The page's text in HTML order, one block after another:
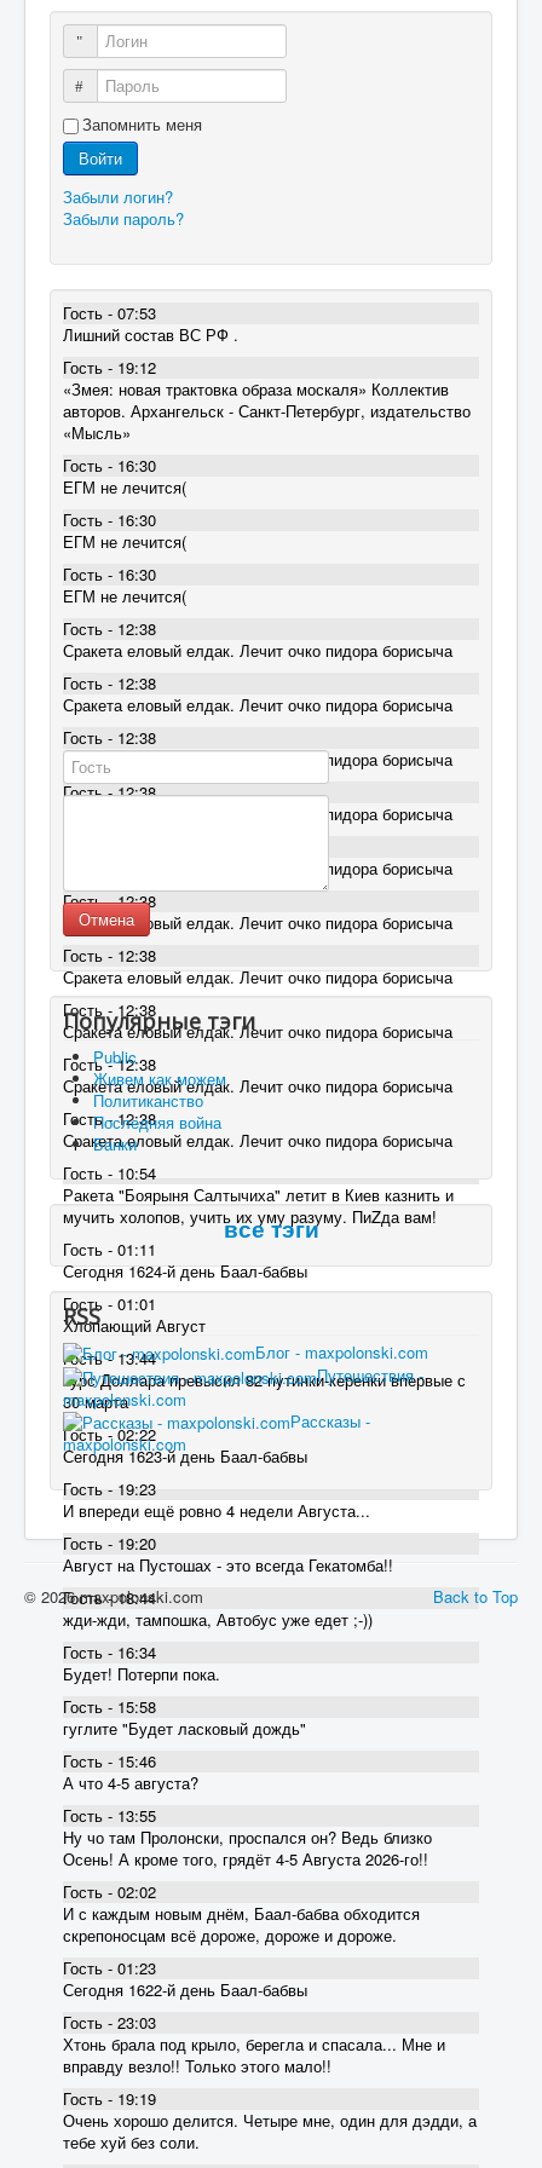
Логин
Пароль
Запомнить меня
Войти
Забыли логин?
Забыли пароль?
Гость - 07:53
Лишний состав ВС РФ .
Гость - 19:12
«Змея: новая трактовка образа москаля» Коллектив
авторов. Архангельск - Санкт-Петербург, издательство
«Мысль»
Гость - 16:30
ЕГМ не лечится(
Гость - 16:30
ЕГМ не лечится(
Гость - 16:30
ЕГМ не лечится(
Гость - 12:38
Сракета еловый елдак. Лечит очко пидора борисыча
Гость - 12:38
Сракета еловый елдак. Лечит очко пидора борисыча
Гость - 12:38
Сракета еловый елдак. Лечит очко пидора борисыча
Гость - 12:38
Сракета еловый елдак. Лечит очко пидора борисыча
Сракета еловый елдак. Лечит очко пидора борисыча
Гость - 12:38
Сракета еловый елдак. Лечит очко пидора борисыча
Гость - 12:38
Сракета еловый елдак. Лечит очко пидора борисыча
Гость - 12:38
Сракета еловый елдак. Лечит очко пидора борисыча
Гость - 12:38
Сракета еловый елдак. Лечит очко пидора борисыча
Гость - 12:38
Сракета еловый елдак. Лечит очко пидора борисыча
Гость - 10:54
Ракета "Боярыня Салтычиха" летит в Киев казнить и
мучить холопов, учить их уму разуму. ПиZда вам!
Гость - 01:11
Сегодня 1624-й день Баал-бабвы
Гость - 01:01
Хлопающий Август
Гость - 13:44
курс Доллара превысил 82 пyтинки-керенки впервые с
30 марта
Гость - 02:22
Сегодня 1623-й день Баал-бабвы
Гость - 19:23
И впереди ещё ровно 4 недели Августа...
Гость - 19:20
Август на Пустошах - это всегда Гекатомба!!
Гость - 18:44
жди-жди, тампошка, Автобус уже едет ;-))
Гость - 16:34
Будет! Потерпи пока.
Гость - 15:58
гуглите "Будет ласковый дождь"
Гость - 15:46
А что 4-5 августа?
Гость - 13:55
Ну чо там Пролонски, проспался он? Ведь близко
Осень! А кроме того, грядёт 4-5 Августа 2026-го!!
Гость - 02:02
И с каждым новым днём, Баал-бабва обходится
скрепоносцам всё дороже, дороже и дороже.
Гость - 01:23
Сегодня 1622-й день Баал-бабвы
Гость - 23:03
Хтонь брала под крыло, берегла и спасала... Мне и
вправду везло!! Только этого мало!!
Гость - 19:19
Очень хорошо делится. Четыре мне, один для дэдди, а
тебе хуй без соли.
Отмена
Популярные тэги
Public
Живем как можем
Политиканство
Последняя война
Банки
все тэги
RSS
Блог - maxpolonski.com
Путешествия -
maxpolonski.com
Рассказы -
maxpolonski.com
Back to Top
© 2026 maxpolonski.com